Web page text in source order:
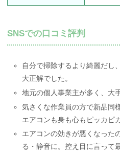
SNSでの口コミ評判
自分で掃除するより綺麗だし
大正解でした。
地元の個人事業主が多く、大
気さくな作業員の方で新品同
エアコンも身も心もピッカピ
エアコンの効きが悪くなった
る・静音に。控え目に言って